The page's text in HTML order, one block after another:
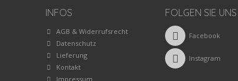
INFOS
AGB & Widerrufsrecht
Datenschutz
Lieferung
Kontakt
Impressum
FOLGEN SIE UNS
Facebook
Instagram